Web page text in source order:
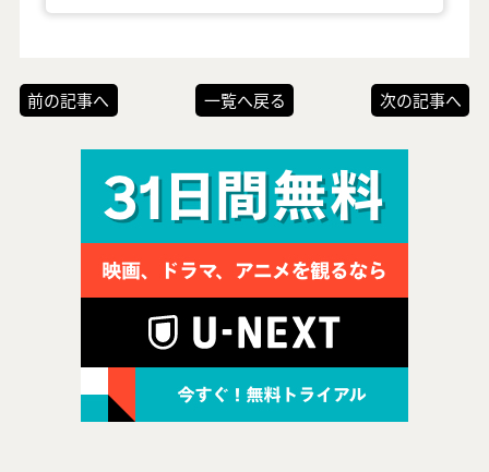
前の記事へ 一覧へ戻る 次の記事へ